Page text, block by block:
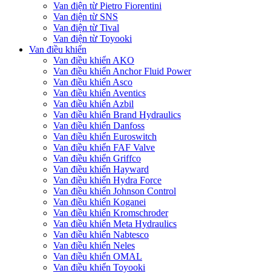
Van điện từ Pietro Fiorentini
Van điện từ SNS
Van điện từ Tival
Van điện từ Toyooki
Van điều khiển
Van điều khiển AKO
Van điều khiển Anchor Fluid Power
Van điều khiển Asco
Van điều khiển Aventics
Van điều khiển Azbil
Van điều khiển Brand Hydraulics
Van điều khiển Danfoss
Van điều khiển Euroswitch
Van điều khiển FAF Valve
Van điều khiển Griffco
Van điều khiển Hayward
Van điều khiển Hydra Force
Van điều khiển Johnson Control
Van điều khiển Koganei
Van điều khiển Kromschroder
Van điều khiển Meta Hydraulics
Van điều khiển Nabtesco
Van điều khiển Neles
Van điều khiển OMAL
Van điều khiển Toyooki